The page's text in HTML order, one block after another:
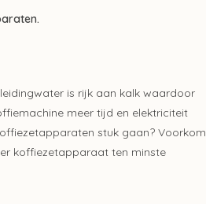
is rijk aan kalk waardoor
meer tijd en elektriciteit
stuk gaan? Voorkom
koffiezetapparaat ten minste